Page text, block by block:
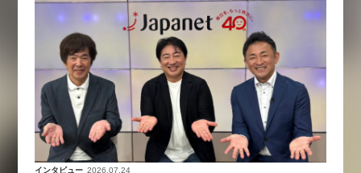
インタビュー 2026.07.24